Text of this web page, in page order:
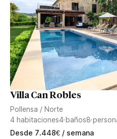
Villa Can Robles
Pollensa / Norte
4 habitaciones4baños8
Desde 7.448€ / semana